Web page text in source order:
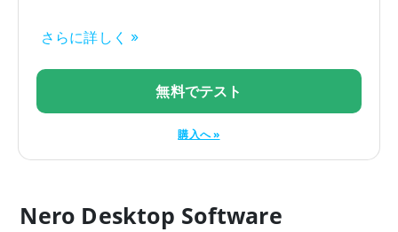
さらに詳しく »
無料でテスト
購入へ »
Nero Desktop Software